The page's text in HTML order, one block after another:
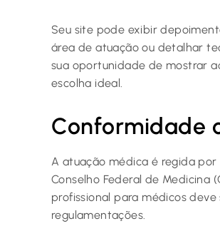
Seu site pode exibir
área de atuação ou detalhar
sua oportunidade de mostrar
escolha ideal.
Conformidade
A atuação médica é regida
Conselho Federal de Medicina
profissional para médicos
regulamentações.